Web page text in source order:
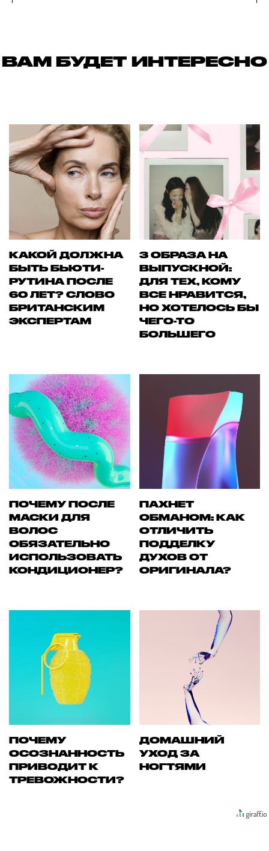
ВАМ БУДЕТ ИНТЕРЕСНО
КАКОЙ ДОЛЖНА
БЫТЬ БЬЮТИ-
РУТИНА ПОСЛЕ
60 ЛЕТ? СЛОВО
БРИТАНСКИМ
ЭКСПЕРТАМ
3 ОБРАЗА НА
ВЫПУСКНОЙ:
ДЛЯ ТЕХ, КОМУ
ВСЕ НРАВИТСЯ,
НО ХОТЕЛОСЬ БЫ
ЧЕГО-ТО
БОЛЬШЕГО
ПОЧЕМУ ПОСЛЕ
МАСКИ ДЛЯ
ВОЛОС
ОБЯЗАТЕЛЬНО
ИСПОЛЬЗОВАТЬ
КОНДИЦИОНЕР?
ПАХНЕТ
ОБМАНОМ: КАК
ОТЛИЧИТЬ
ПОДДЕЛКУ
ДУХОВ ОТ
ОРИГИНАЛА?
ПОЧЕМУ
ОСОЗНАННОСТЬ
ПРИВОДИТ К
ТРЕВОЖНОСТИ?
ДОМАШНИЙ
УХОД ЗА
НОГТЯМИ